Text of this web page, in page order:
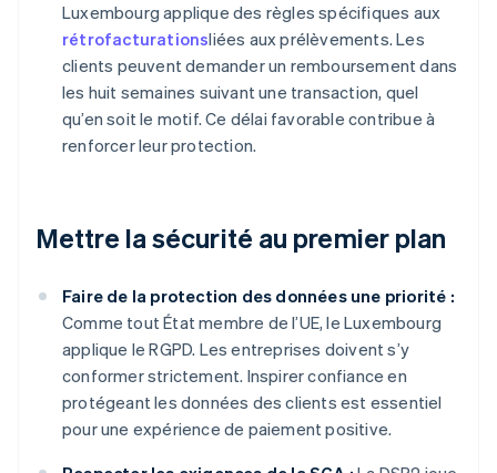
Luxembourg applique des règles spécifiques aux
rétrofacturationsliées aux prélèvements. Les
clients peuvent demander un remboursement dans
les huit semaines suivant une transaction, quel
qu’en soit le motif. Ce délai favorable contribue à
renforcer leur protection.
Mettre la sécurité au premier plan
Faire de la protection des données une priorité :
Comme tout État membre de l’UE, le Luxembourg
applique le RGPD. Les entreprises doivent s’y
conformer strictement. Inspirer confiance en
protégeant les données des clients est essentiel
pour une expérience de paiement positive.